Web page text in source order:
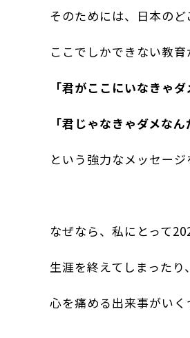
そのためには、日本の
ここでしかできない教育
「君がここにいなきゃダ
「君じゃなきゃダメなん
という強力なメッセージ
なぜなら、私にとって
生涯を終えてしまった
心を痛める出来事がいく